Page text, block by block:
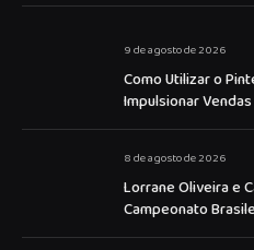
9 de agosto de 2026
Como Utilizar o
Impulsionar Vendas
8 de agosto de 2026
Lorrane Oliveira e
Campeonato